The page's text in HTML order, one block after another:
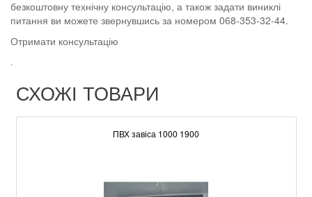
безкоштовну технічну консультацію, а також задати виниклі
питання ви можете звернувшись за номером 068-353-32-44.
Отримати консультацію
.
СХОЖІ ТОВАРИ
ПВХ завіса 1000 1900